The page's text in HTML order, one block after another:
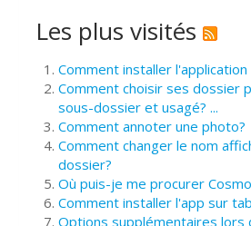
Les plus visités
Comment installer l'application
Comment choisir ses dossier
sous-dossier et usagé? ...
Comment annoter une photo?
Comment changer le nom
dossier?
Où puis-je me procurer
Comment installer l'app sur
Options supplémentaires lors